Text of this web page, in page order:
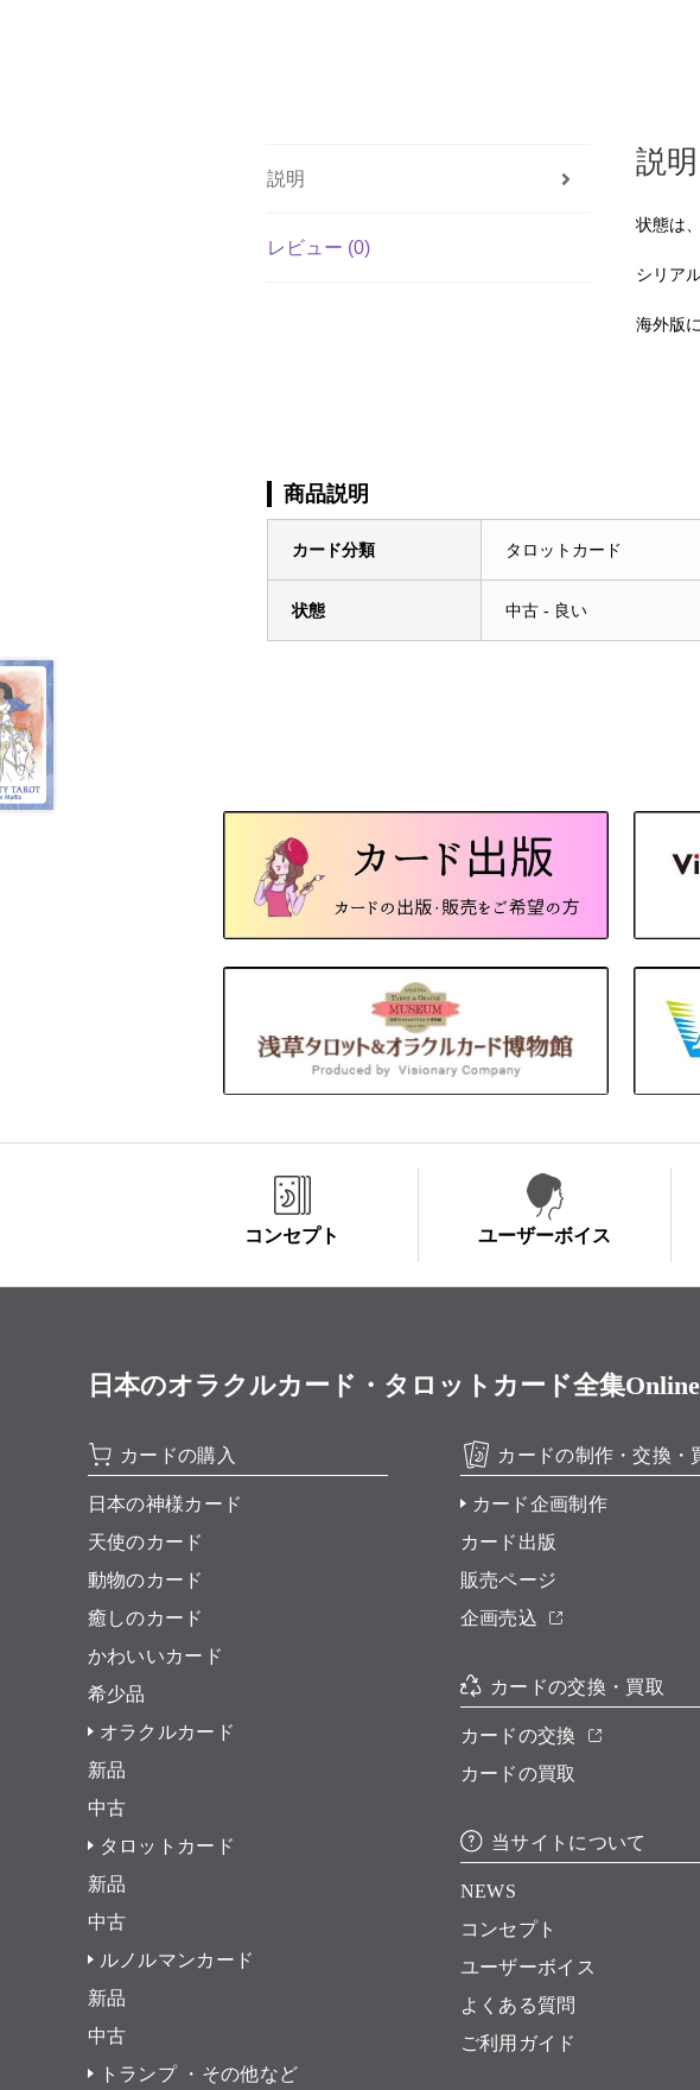
説明
レビュー (0)
説明
状態は
シリア
海外版
商品説明
カード分類 タロットカード
状態 中古 - 良い
コンセプト ユーザーボイス
日本のオラクルカード・タロットカード全集
カードの購入
日本の神様カード
天使のカード
動物のカード
癒しのカード
かわいいカード
希少品
オラクルカード
新品
中古
タロットカード
新品
中古
ルノルマンカード
新品
中古
トランプ ・その他など
カードの制作・交換・
カード企画制作
カード出版
販売ページ
企画売込
カードの交換・買取
カードの交換
カードの買取
当サイトについて
NEWS
コンセプト
ユーザーボイス
よくある質問
ご利用ガイド